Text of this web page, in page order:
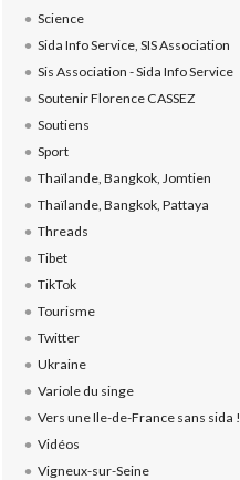
Science
Sida Info Service, SIS Association
Sis Association - Sida Info Service
Soutenir Florence CASSEZ
Soutiens
Sport
Thaïlande, Bangkok, Jomtien
Thaïlande, Bangkok, Pattaya
Threads
Tibet
TikTok
Tourisme
Twitter
Ukraine
Variole du singe
Vers une Ile-de-France sans sida !
Vidéos
Vigneux-sur-Seine